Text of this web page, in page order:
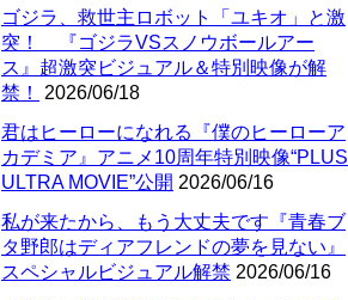
ゴジラ、救世主ロボット「ユキオ」と激
突！ 『ゴジラVSスノウボールアー
ス』超激突ビジュアル＆特別映像が解
禁！
2026/06/18
君はヒーローになれる『僕のヒーローア
カデミア』アニメ10周年特別映像“PLUS
ULTRA MOVIE”公開 2026/06/16
私が来たから、もう大丈夫です『青春ブ
タ野郎はディアフレンドの夢を見ない』
スペシャルビジュアル解禁 2026/06/16